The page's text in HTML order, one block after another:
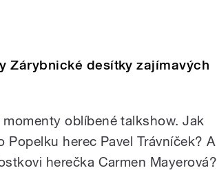
Zárybnické desítky zajímavých
oblíbené talkshow. Jak
herec Pavel Trávníček? A
herečka Carmen Mayerová?